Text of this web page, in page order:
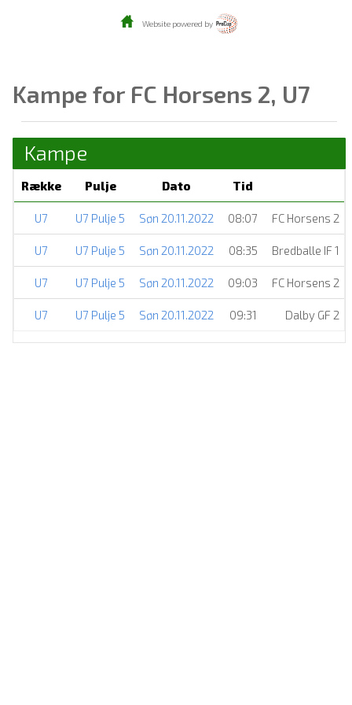
Website powered by
Kampe for FC Horsens 2, U7
Kampe
Række Pulje Dato Tid
U7 U7 Pulje 5 Søn 20.11.2022 08:07 FC Horsens 2
U7 U7 Pulje 5 Søn 20.11.2022 08:35 Bredballe IF 1
U7 U7 Pulje 5 Søn 20.11.2022 09:03 FC Horsens 2
U7 U7 Pulje 5 Søn 20.11.2022 09:31 Dalby GF 2